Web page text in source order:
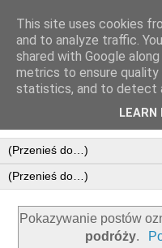
Pokazywanie postów
podróży.
This site uses cookies
and to analyze traffic.
shared with Google
metrics to ensure
statistics, and to detect
LEARN